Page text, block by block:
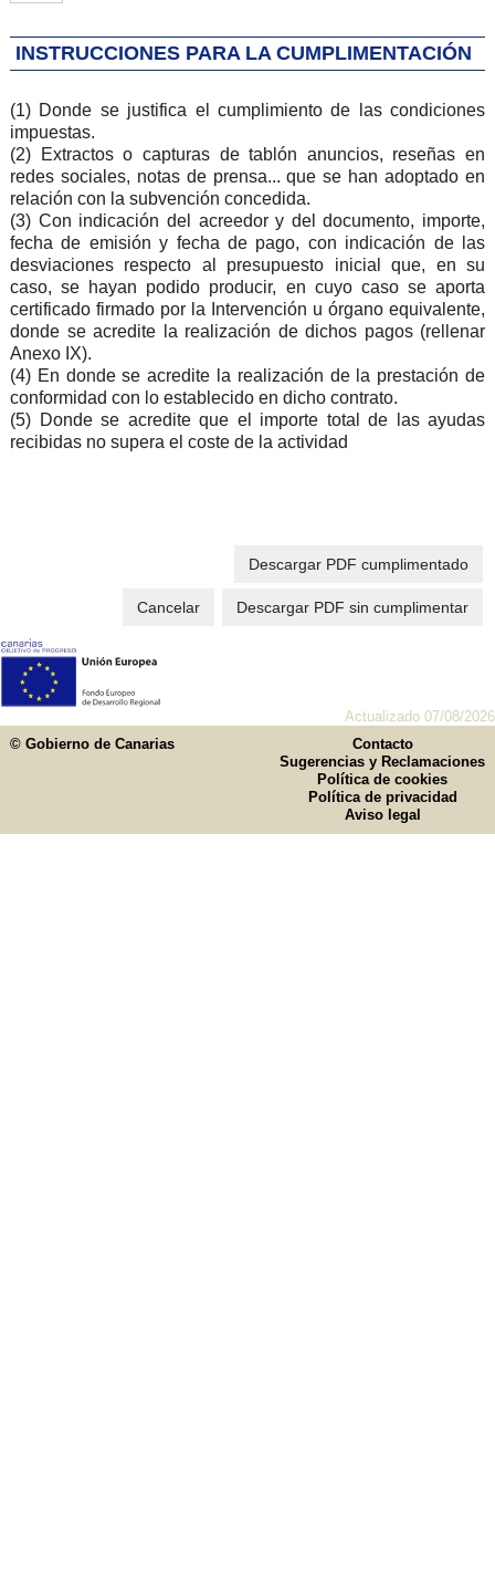
INSTRUCCIONES PARA LA CUMPLIMENTACIÓN
(1) Donde se justifica el cumplimiento de las condiciones
impuestas.
(2) Extractos o capturas de tablón anuncios, reseñas en
redes sociales, notas de prensa... que se han adoptado en
relación con la subvención concedida.
(3) Con indicación del acreedor y del documento, importe,
fecha de emisión y fecha de pago, con indicación de las
desviaciones respecto al presupuesto inicial que, en su
caso, se hayan podido producir, en cuyo caso se aporta
certificado firmado por la Intervención u órgano equivalente,
donde se acredite la realización de dichos pagos (rellenar
Anexo IX).
(4) En donde se acredite la realización de la prestación de
conformidad con lo establecido en dicho contrato.
(5) Donde se acredite que el importe total de las ayudas
recibidas no supera el coste de la actividad
Descargar PDF cumplimentado
Descargar PDF sin cumplimentar
Cancelar
Actualizado 07/08/2026
© Gobierno de Canarias
Contacto
Sugerencias y Reclamaciones
Política de cookies
Política de privacidad
Aviso legal